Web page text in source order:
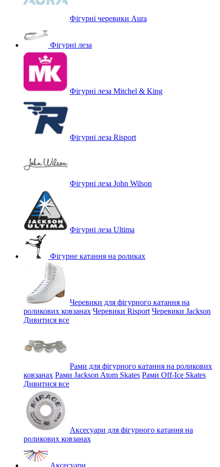
Фігурні черевики Aura
Фігурні леза
Фігурні леза Mitchel & King
Фігурні леза Risport
Фігурні леза John Wilson
Фігурні леза Ultima
Фігурне катання на роликах
Черевики для фігурного катання на
роликових ковзанах Черевики Risport Черевики Jackson
Дивитися все
Рами для фігурного катання на роликових
ковзанах Рами Jackson Atom Skates Рами Off-Ice Skates
Дивитися все
Аксесуари для фігурного катання на
роликових ковзанах
Аксесуари